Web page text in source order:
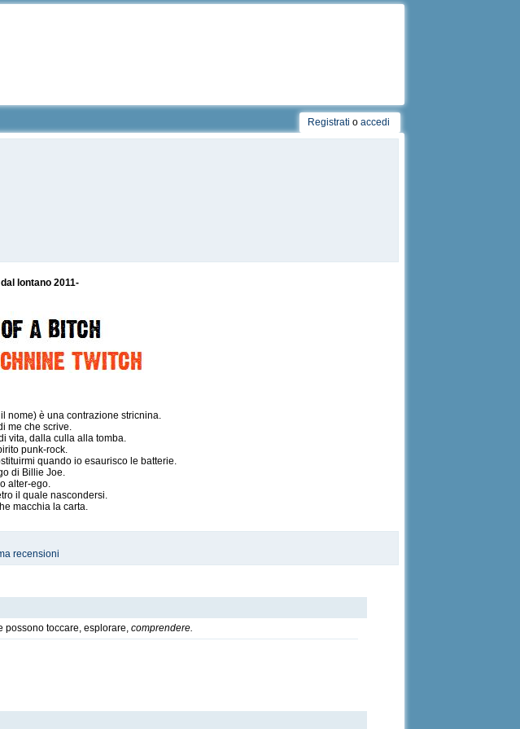
Registrati o accedi
lontano 2011-
nome) è una contrazione stricnina.
me che scrive.
vita, dalla culla alla tomba.
punk-rock.
quando io esaurisco le batterie.
di Billie Joe.
alter-ego.
il quale nascondersi.
macchia la carta.
recensioni
possono toccare, esplorare,comprendere.